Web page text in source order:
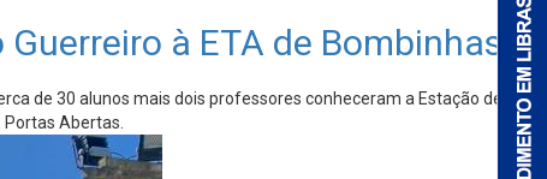
à ETA de Bombinhas
de 30 alunos mais dois professores conheceram a Estação de
Abertas.